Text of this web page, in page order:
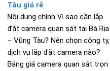
Tàu giá rẻ
Nội dung chính Vì sao cần lắp
đặt camera quan sát tại Bà Rịa
– Vũng Tàu? Nên chọn công ty,
dịch vụ lắp đặt camera nào?
Bảng giá camera quan sát trọn